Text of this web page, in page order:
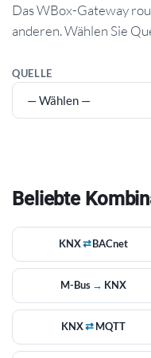
Das WBox-Gateway
anderen. Wählen Sie
QUELLE
Beliebte
KNX⇄BACnet
M-Bus → KNX
KNX⇄ MQTT